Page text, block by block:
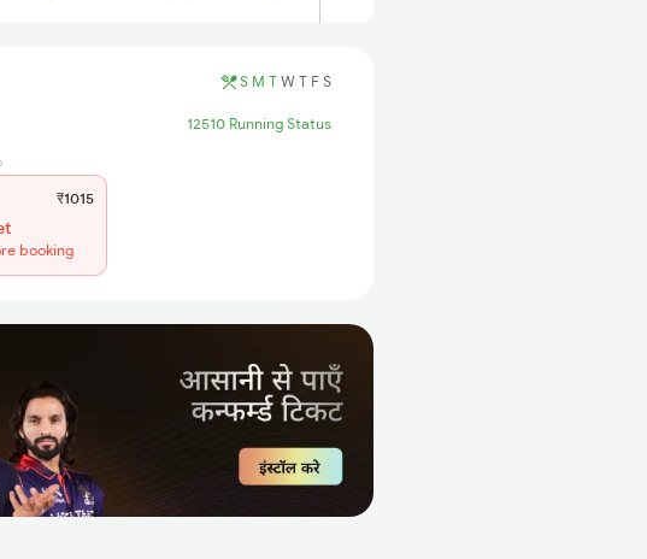
S M T W T F S
12510 Running Status
₹1015
booking